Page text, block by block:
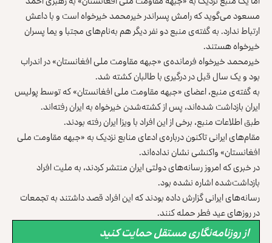
مسعود می‌گوید که رامش پسر‌اندر خیرمحمد خیرخواه است و با داعش
ارتباط ندارد. به گفته‌ی منبع دو نفر دیگر هم به‌نام‌های مجتبا و یما پسران
خیرخواه هستند.
خیرمحمد خیرخواه فرمانده‌ی «جبهه مقاومت ملی افغانستان» در اندراب
بود و یک سال قبل در درگیری با طالبان کشته شد.
به گفته‌ی منبع، اعضای «جبهه مقاومت ملی افغانستان» که توسط پولیس
ایران بازداشت شده‌‌اند، پس از کشته‌شدن خیرخواه به ایران رفته‌اند.
طبق اطلاعات منبع، برخی از این افراد با ویزا ایران رفته بودند.
مقا‌م‌های ایرانی تاکنون درباره‌ی ادعای منابع نزدیک به «جبهه مقاومت ملی
افغانستان» واکنشی نشان نداده‌اند.
در خبری که امروز رسانه‌های دولتی ایران منتشر کردند، به ملیت افراد‌
بازداشت‌شده اشاره نشده بود.
رسانه‌های ایرانی گزارش داده بودند که این افراد قصد داشتند به تجمعات
در روزهای عید فطر حمله کنند.
از روزنامه‌نگاری مستقل حمایت کنید